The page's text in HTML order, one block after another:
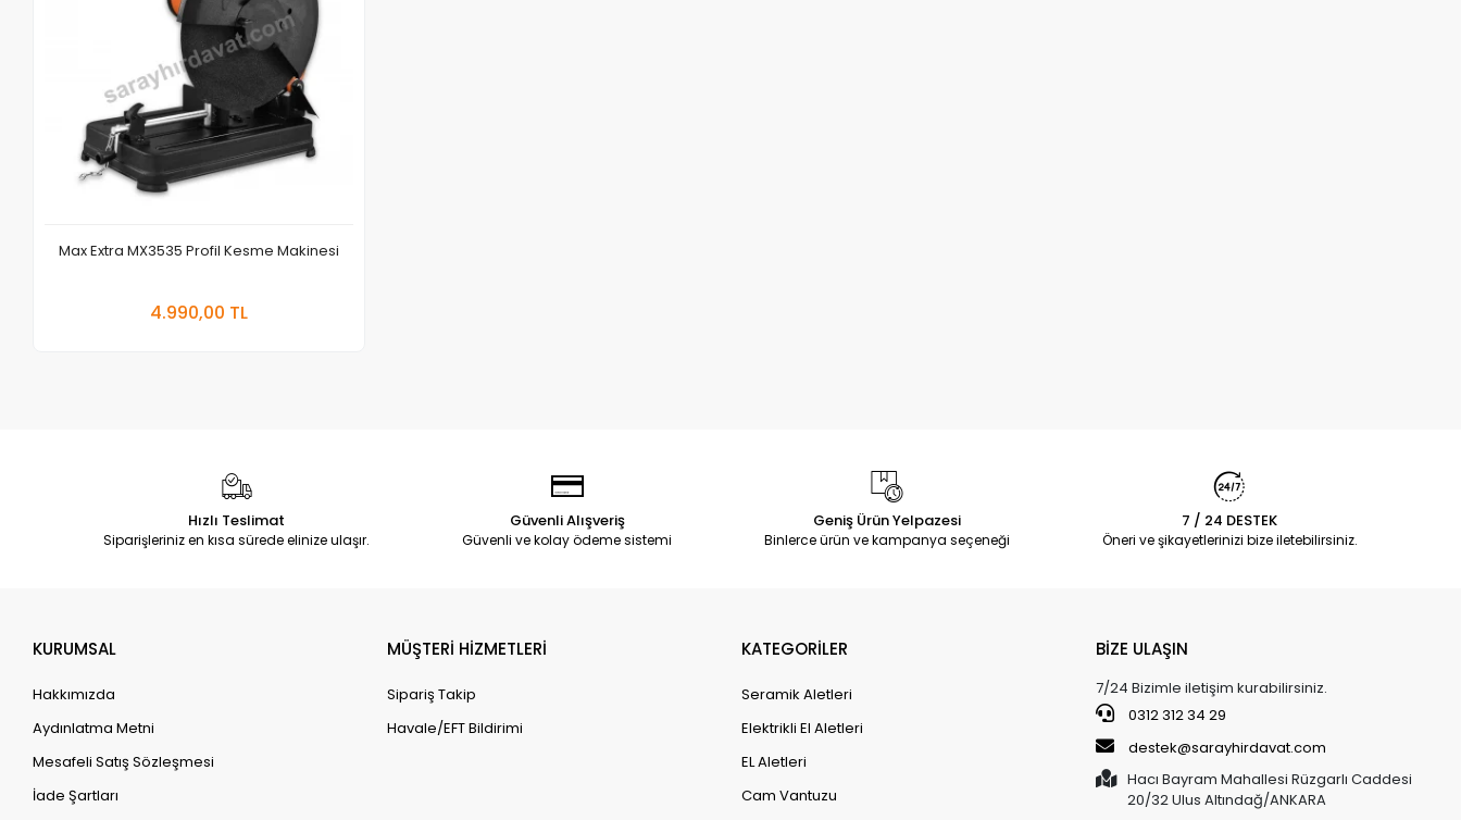
Max Extra MX3535 Profil Kesme Makinesi
4.990,00 TL
Hızlı Teslimat
Siparişleriniz en kısa sürede elinize ulaşır.
Güvenli Alışveriş
Güvenli ve kolay ödeme sistemi
Geniş Ürün Yelpazesi
Binlerce ürün ve kampanya seçeneği
7 / 24 DESTEK
Öneri ve şikayetlerinizi bize iletebilirsiniz.
KURUMSAL
Hakkımızda
Aydınlatma Metni
Mesafeli Satış Sözleşmesi
İade Şartları
MÜŞTERİ HİZMETLERİ
Sipariş Takip
Havale/EFT Bildirimi
KATEGORİLER
Seramik Aletleri
Elektrikli El Aletleri
EL Aletleri
Cam Vantuzu
BİZE ULAŞIN
7/24 Bizimle iletişim kurabilirsiniz.
0312 312 34 29
destek@sarayhirdavat.com
Hacı Bayram Mahallesi Rüzgarlı Caddesi
20/32 Ulus Altındağ/ANKARA